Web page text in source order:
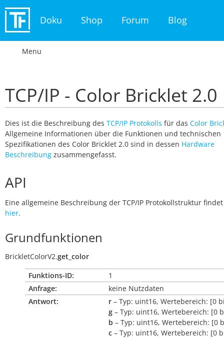
Doku Shop Forum Blog
Menu
TCP/IP - Color Bricklet 2.0
Dies ist die Beschreibung des TCP/IP Protokolls für das Color
Allgemeine Informationen über die Funktionen und technischen
Spezifikationen des Color Bricklet 2.0 sind in dessen Hardware
Beschreibung zusammengefasst.
API
Eine allgemeine Beschreibung der TCP/IP Protokollstruktur
hier.
Grundfunktionen
BrickletColorV2.get_color
Funktions-ID:
1
Anfrage:
keine Nutzdaten
Antwort:
r – Typ: uint16, Wertebereich: [0
g – Typ: uint16, Wertebereich: [0
b – Typ: uint16, Wertebereich: [0
c – Typ: uint16, Wertebereich: [0